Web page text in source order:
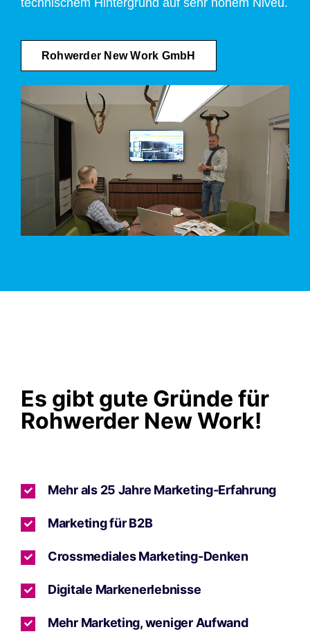
Rohwerder New Work GmbH
Es gibt gute Gründe für
Rohwerder New Work!
Mehr als 25 Jahre Marketing-Erfahrung
Marketing für B2B
Crossmediales Marketing-Denken
Digitale Markenerlebnisse
Mehr Marketing, weniger Aufwand